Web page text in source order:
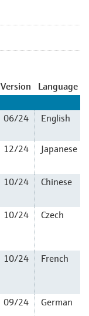
Version
Language
06/24 English
12/24 Japanese
10/24 Chinese
10/24 Czech
10/24 French
09/24 German